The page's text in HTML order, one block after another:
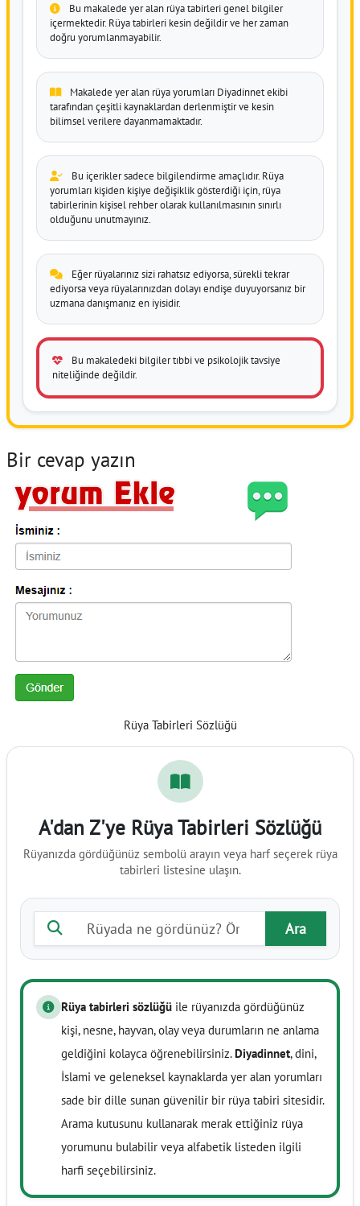
Bu makalede yer alan rüya tabirleri genel bilgiler
içermektedir. Rüya tabirleri kesin değildir ve her zaman
doğru yorumlanmayabilir.
Makalede yer alan rüya yorumları Diyadinnet ekibi
tarafından çeşitli kaynaklardan derlenmiştir ve kesin
bilimsel verilere dayanmamaktadır.
Bu içerikler sadece bilgilendirme amaçlıdır. Rüya
yorumları kişiden kişiye değişiklik gösterdiği için, rüya
tabirlerinin kişisel rehber olarak kullanılmasının sınırlı
olduğunu unutmayınız.
Eğer rüyalarınız sizi rahatsız ediyorsa, sürekli tekrar
ediyorsa veya rüyalarınızdan dolayı endişe duyuyorsanız bir
uzmana danışmanız en iyisidir.
Bu makaledeki bilgiler tıbbi ve psikolojik tavsiye
niteliğinde değildir.
Bir cevap yazın
Rüya Tabirleri Sözlüğü
A'dan Z'ye Rüya Tabirleri Sözlüğü
Rüyanızda gördüğünüz sembolü arayın veya harf seçerek rüya
tabirleri listesine ulaşın.
Rüya tabiri ara
Ara
Rüya tabirleri sözlüğü ile rüyanızda gördüğünüz
kişi, nesne, hayvan, olay veya durumların ne anlama
geldiğini kolayca öğrenebilirsiniz. Diyadinnet, dini,
İslami ve geleneksel kaynaklarda yer alan yorumları
sade bir dille sunan güvenilir bir rüya tabiri sitesidir.
Arama kutusunu kullanarak merak ettiğiniz rüya
yorumunu bulabilir veya alfabetik listeden ilgili
harfi seçebilirsiniz.